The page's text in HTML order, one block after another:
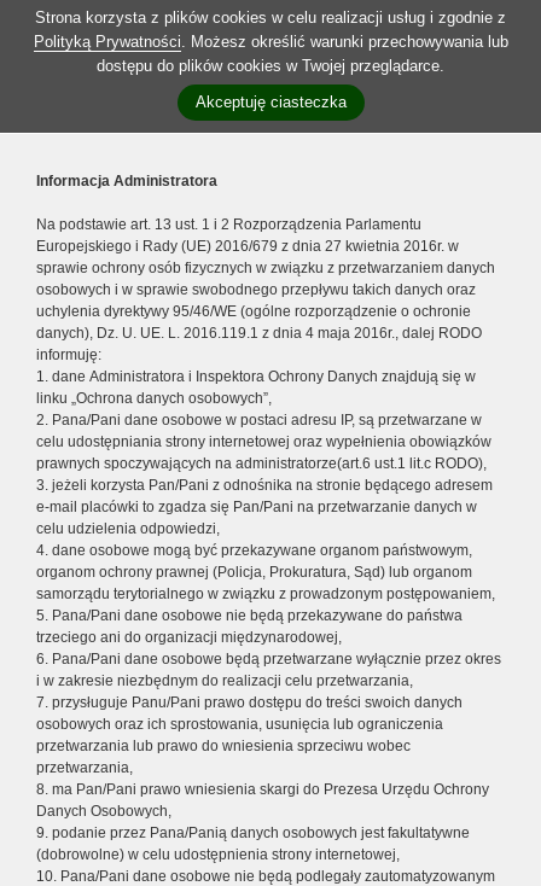
Strona korzysta z plików cookies w celu realizacji usług i zgodnie z
Polityką Prywatności. Możesz określić warunki przechowywania lub
dostępu do plików cookies w Twojej przeglądarce.
Akceptuję ciasteczka
Informacja Administratora
Na podstawie art. 13 ust. 1 i 2 Rozporządzenia Parlamentu
Europejskiego i Rady (UE) 2016/679 z dnia 27 kwietnia 2016r. w
sprawie ochrony osób fizycznych w związku z przetwarzaniem danych
osobowych i w sprawie swobodnego przepływu takich danych oraz
uchylenia dyrektywy 95/46/WE (ogólne rozporządzenie o ochronie
danych), Dz. U. UE. L. 2016.119.1 z dnia 4 maja 2016r., dalej RODO
informuję:
1. dane Administratora i Inspektora Ochrony Danych znajdują się w
linku „Ochrona danych osobowych”,
2. Pana/Pani dane osobowe w postaci adresu IP, są przetwarzane w
celu udostępniania strony internetowej oraz wypełnienia obowiązków
prawnych spoczywających na administratorze(art.6 ust.1 lit.c RODO),
3. jeżeli korzysta Pan/Pani z odnośnika na stronie będącego adresem
e-mail placówki to zgadza się Pan/Pani na przetwarzanie danych w
celu udzielenia odpowiedzi,
4. dane osobowe mogą być przekazywane organom państwowym,
organom ochrony prawnej (Policja, Prokuratura, Sąd) lub organom
samorządu terytorialnego w związku z prowadzonym postępowaniem,
5. Pana/Pani dane osobowe nie będą przekazywane do państwa
trzeciego ani do organizacji międzynarodowej,
6. Pana/Pani dane osobowe będą przetwarzane wyłącznie przez okres
i w zakresie niezbędnym do realizacji celu przetwarzania,
7. przysługuje Panu/Pani prawo dostępu do treści swoich danych
osobowych oraz ich sprostowania, usunięcia lub ograniczenia
przetwarzania lub prawo do wniesienia sprzeciwu wobec
przetwarzania,
8. ma Pan/Pani prawo wniesienia skargi do Prezesa Urzędu Ochrony
Danych Osobowych,
9. podanie przez Pana/Panią danych osobowych jest fakultatywne
(dobrowolne) w celu udostępnienia strony internetowej,
10. Pana/Pani dane osobowe nie będą podlegały zautomatyzowanym